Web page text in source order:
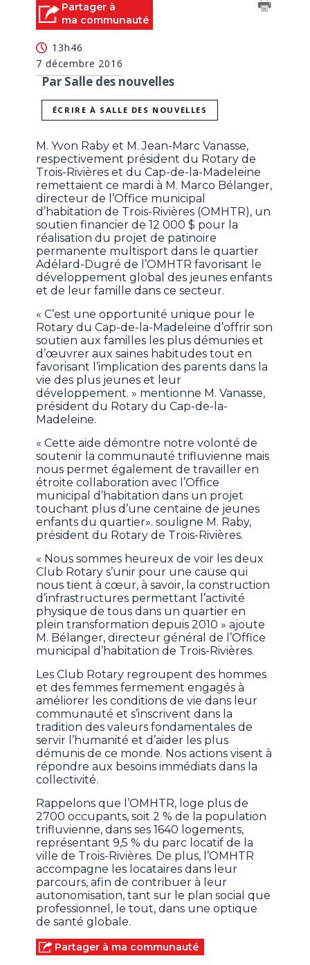
Partager à
ma communauté
13h46
7 décembre 2016
Par Salle des nouvelles
ÉCRIRE À SALLE DES NOUVELLES
M. Yvon Raby et M. Jean-Marc Vanasse,
respectivement président du Rotary de
Trois-Rivières et du Cap-de-la-Madeleine
remettaient ce mardi à M. Marco Bélanger,
directeur de l’Office municipal
d’habitation de Trois-Rivières (OMHTR), un
soutien financier de 12 000 $ pour la
réalisation du projet de patinoire
permanente multisport dans le quartier
Adélard-Dugré de l’OMHTR favorisant le
développement global des jeunes enfants
et de leur famille dans ce secteur.
« C’est une opportunité unique pour le
Rotary du Cap-de-la-Madeleine d’offrir son
soutien aux familles les plus démunies et
d’œuvrer aux saines habitudes tout en
favorisant l’implication des parents dans la
vie des plus jeunes et leur
développement. » mentionne M. Vanasse,
président du Rotary du Cap-de-la-
Madeleine.
« Cette aide démontre notre volonté de
soutenir la communauté trifluvienne mais
nous permet également de travailler en
étroite collaboration avec l’Office
municipal d’habitation dans un projet
touchant plus d’une centaine de jeunes
enfants du quartier». souligne M. Raby,
président du Rotary de Trois-Rivières.
« Nous sommes heureux de voir les deux
Club Rotary s’unir pour une cause qui
nous tient à cœur, à savoir, la construction
d’infrastructures permettant l’activité
physique de tous dans un quartier en
plein transformation depuis 2010 » ajoute
M. Bélanger, directeur général de l’Office
municipal d’habitation de Trois-Rivières.
Les Club Rotary regroupent des hommes
et des femmes fermement engagés à
améliorer les conditions de vie dans leur
communauté et s’inscrivent dans la
tradition des valeurs fondamentales de
servir l’humanité et d’aider les plus
démunis de ce monde. Nos actions visent à
répondre aux besoins immédiats dans la
collectivité.
Rappelons que l’OMHTR, loge plus de
2700 occupants, soit 2 % de la population
trifluvienne, dans ses 1640 logements,
représentant 9,5 % du parc locatif de la
ville de Trois-Rivières. De plus, l’OMHTR
accompagne les locataires dans leur
parcours, afin de contribuer à leur
autonomisation, tant sur le plan social que
professionnel, le tout, dans une optique
de santé globale.
Partager à ma communauté